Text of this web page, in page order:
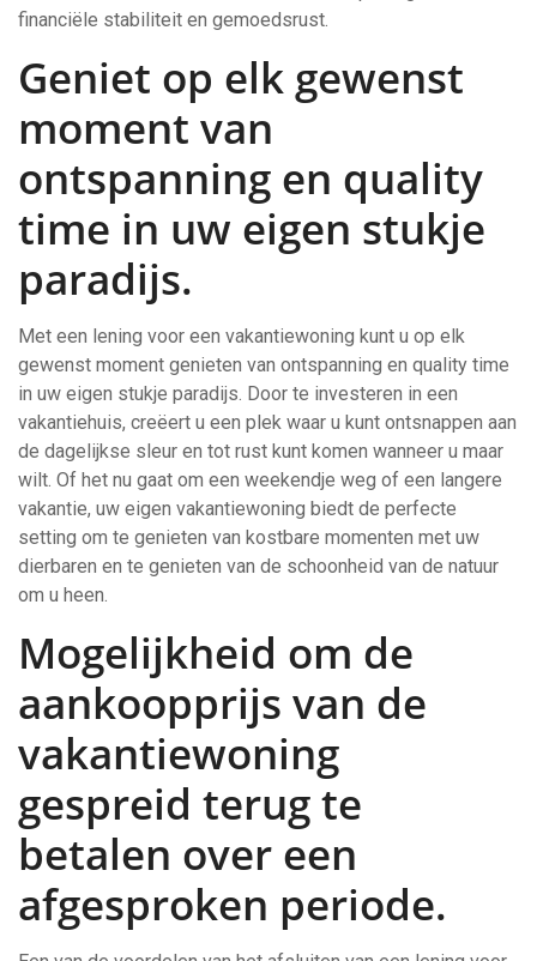
financiële stabiliteit en gemoedsrust.
Geniet op elk gewenst
moment van
ontspanning en quality
time in uw eigen stukje
paradijs.
Met een lening voor een vakantiewoning kunt u op elk
gewenst moment genieten van ontspanning en quality time
in uw eigen stukje paradijs. Door te investeren in een
vakantiehuis, creëert u een plek waar u kunt ontsnappen aan
de dagelijkse sleur en tot rust kunt komen wanneer u maar
wilt. Of het nu gaat om een weekendje weg of een langere
vakantie, uw eigen vakantiewoning biedt de perfecte
setting om te genieten van kostbare momenten met uw
dierbaren en te genieten van de schoonheid van de natuur
om u heen.
Mogelijkheid om de
aankoopprijs van de
vakantiewoning
gespreid terug te
betalen over een
afgesproken periode.